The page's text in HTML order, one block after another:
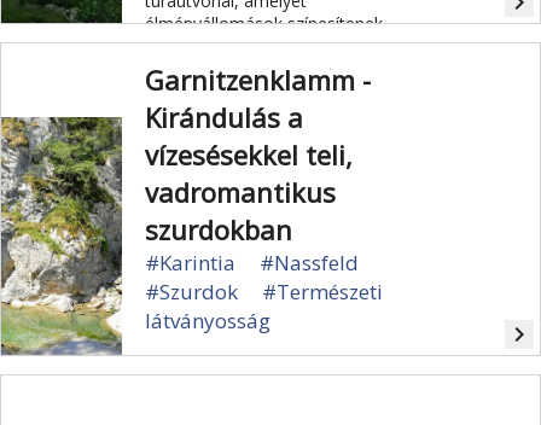
élményállomások színesítenek.
Garnitzenklamm -
Kirándulás a
vízesésekkel teli,
vadromantikus
szurdokban
#Karintia
#Nassfeld
#Szurdok
#Természeti
látványosság
A vízesésekkel teli, romantikus
navigate_next